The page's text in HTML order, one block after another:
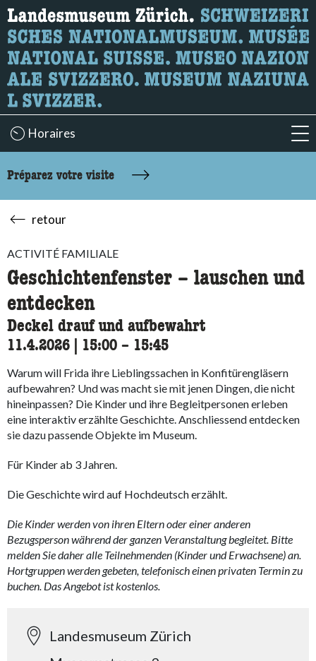
Recherche
Ici, vous pouvez rechercher le contenu de la page.
Horaires
Préparez votre visite
retour
ACTIVITÉ FAMILIALE
Geschichtenfenster – lauschen und
entdecken
Deckel drauf und aufbewahrt
11.4.2026 15:00 accessibility.time_to
– 15:45
Warum will Frida ihre Lieblingssachen in Konfitürengläsern
aufbewahren? Und was macht sie mit jenen Dingen, die nicht
hineinpassen? Die Kinder und ihre Begleitpersonen erleben
eine interaktiv erzählte Geschichte. Anschliessend entdecken
sie dazu passende Objekte im Museum.
Für Kinder ab 3 Jahren.
Die Geschichte wird auf Hochdeutsch erzählt.
Die Kinder werden von ihren Eltern oder einer anderen
Bezugsperson während der ganzen Veranstaltung begleitet. Bitte
melden Sie daher alle Teilnehmenden (Kinder und Erwachsene) an.
Hortgruppen werden gebeten, telefonisch einen privaten Termin zu
buchen. Das Angebot ist kostenlos.
Landesmuseum Zürich